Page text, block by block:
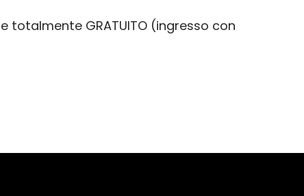
GRATUITO (ingresso con